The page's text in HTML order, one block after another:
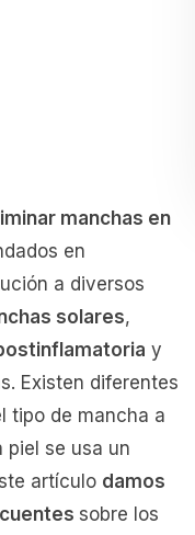
manchas en
en
a diversos
solares,
y
Existen diferentes
tipo de mancha a
se usa un
artículo damos
sobre los